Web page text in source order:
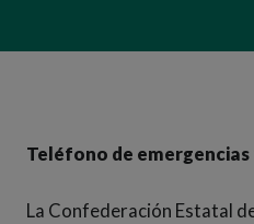
Teléfono de emergencias
La Confederación Estatal